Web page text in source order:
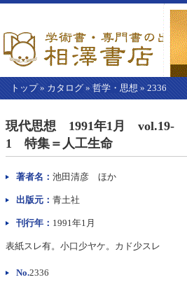
トップ» カタログ » 哲学・思想 » 2336
こ
か
ら
本
文】
現代思想 1991年1月 vol.19-
1 特集＝人工生命
著者名： 池田清彦 ほか
出版元： 青土社
刊行年： 1991年1月
表紙スレ有。小口少ヤケ。カド少スレ
No.2336